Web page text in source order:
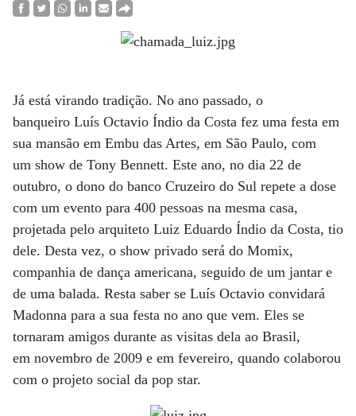
Já está virando tradição. No ano passado, o
banqueiro Luís Octavio Índio da Costa fez uma festa em
sua mansão em Embu das Artes, em São Paulo, com
um show de Tony Bennett. Este ano, no dia 22 de
outubro, o dono do banco Cruzeiro do Sul repete a dose
com um evento para 400 pessoas na mesma casa,
projetada pelo arquiteto Luiz Eduardo Índio da Costa, tio
dele. Desta vez, o show privado será do Momix,
companhia de dança americana, seguido de um jantar e
de uma balada. Resta saber se Luís Octavio convidará
Madonna para a sua festa no ano que vem. Eles se
tornaram amigos durante as visitas dela ao Brasil,
em novembro de 2009 e em fevereiro, quando colaborou
com o projeto social da pop star.